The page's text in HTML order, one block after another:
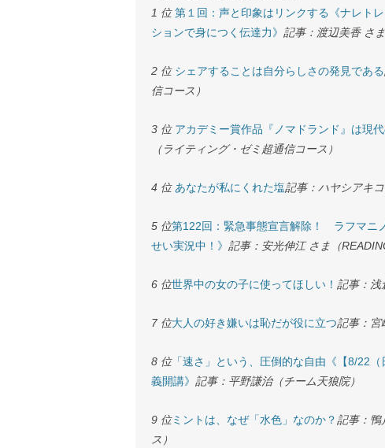
1 位第１回：声と印象はリンクする《ナレト
ションで身につく伝達力》 記事：渡辺美香 さ
2 位 シェアすることは自分らしさの発見である
信コース）
3 位 アカデミー賞作品『ノマドランド』は現
（ライティング・ゼミ超通信コース）
4 位あなたが私にくれた塩記事：ハヤシアキ
5 位第122回：緊急事態宣言解除！ ラフマニ
せい実況中！》 記事：安光伸江 さま（
6 位世界中の女の子に使ってほしい！ 記事：浅
7 位大人の好き嫌いは恥だが役に立つ記事：宮
8 位「速さ」という、圧倒的な自由《【8/22
義開講》 記事：平野謙治（チーム天狼院）
9 位ミントは、なぜ「水色」なのか？記事：鴨
ス）